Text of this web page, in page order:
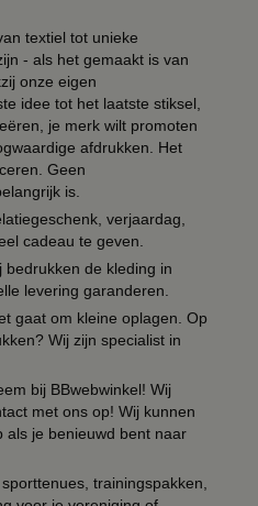
textiel tot unieke
- als het gemaakt is van
onze eigen
idee tot het laatste stiksel,
je merk wilt promoten
afdrukken. Het
Geen
is.
verjaardag,
cadeau te geven.
de kleding in
levering garanderen.
gaat om kleine oplagen. Op
Wij zijn specialist in
bij BBwebwinkel! Wij
met ons op! Wij kunnen
als je benieuwd bent naar
trainingspakken,